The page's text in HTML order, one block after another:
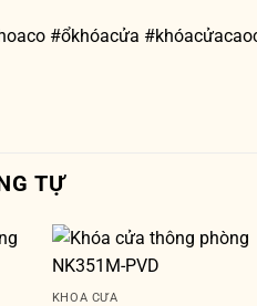
#ổkhóacửa
TỰ
KHÓA CỬA